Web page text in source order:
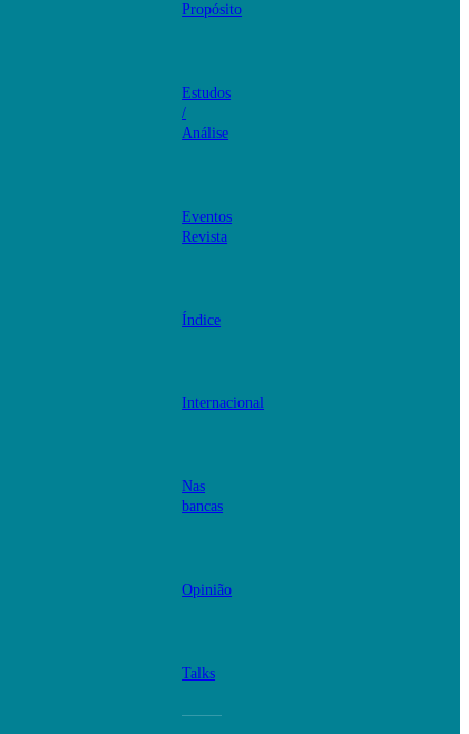
Propósito
Estudos
/
Análise
Eventos
Revista
Índice
Internacional
Nas
bancas
Opinião
Talks